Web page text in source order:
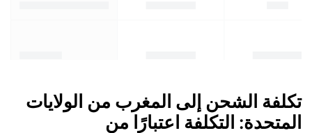
تكلفة الشحن إلى المغرب من الولايات
المتحدة: التكلفة اعتبارًا من